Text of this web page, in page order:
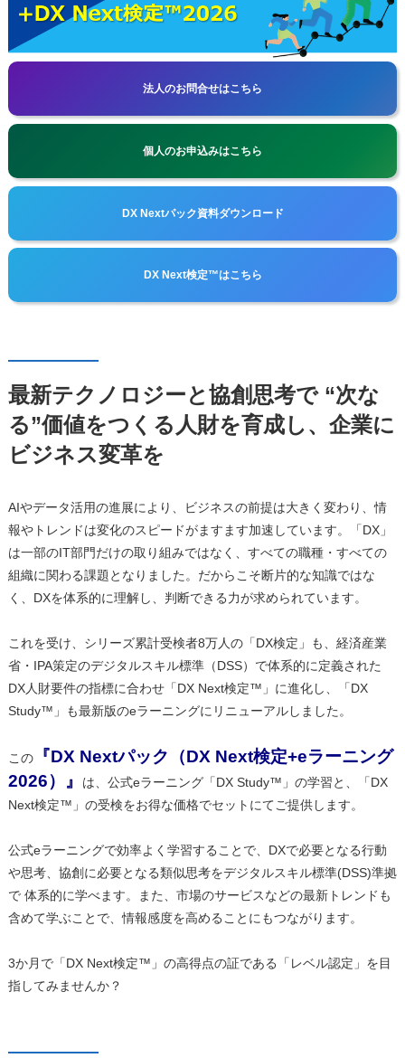
法人のお問合せはこちら
個人のお申込みはこちら
DX Nextパック資料ダウンロード
DX Next検定™はこちら
最新テクノロジーと協創思考で “次な
る”価値をつくる人財を育成し、企業に
ビジネス変革を
AIやデータ活用の進展により、ビジネスの前提は大きく変わり、情
報やトレンドは変化のスピードがますます加速しています。「DX」
は一部のIT部門だけの取り組みではなく、すべての職種・すべての
組織に関わる課題となりました。だからこそ断片的な知識ではな
く、DXを体系的に理解し、判断できる力が求められています。
これを受け、シリーズ累計受検者8万人の「DX検定」も、経済産業
省・IPA策定のデジタルスキル標準（DSS）で体系的に定義された
DX人財要件の指標に合わせ「DX Next検定™」に進化し、「DX
Study™」も最新版のeラーニングにリニューアルしました。
この『DX Nextパック（DX Next検定+eラーニング
2026）』
は、公式eラーニング「DX Study™」の学習と、「DX
Next検定™」の受検をお得な価格でセットにてご提供します。
公式eラーニングで効率よく学習することで、DXで必要となる行動
や思考、協創に必要となる類似思考をデジタルスキル標準(DSS)準拠
で 体系的に学べます。また、市場のサービスなどの最新トレンドも
含めて学ぶことで、情報感度を高めることにもつながります。
3か月で「DX Next検定™」の高得点の証である「レベル認定」を目
指してみませんか？